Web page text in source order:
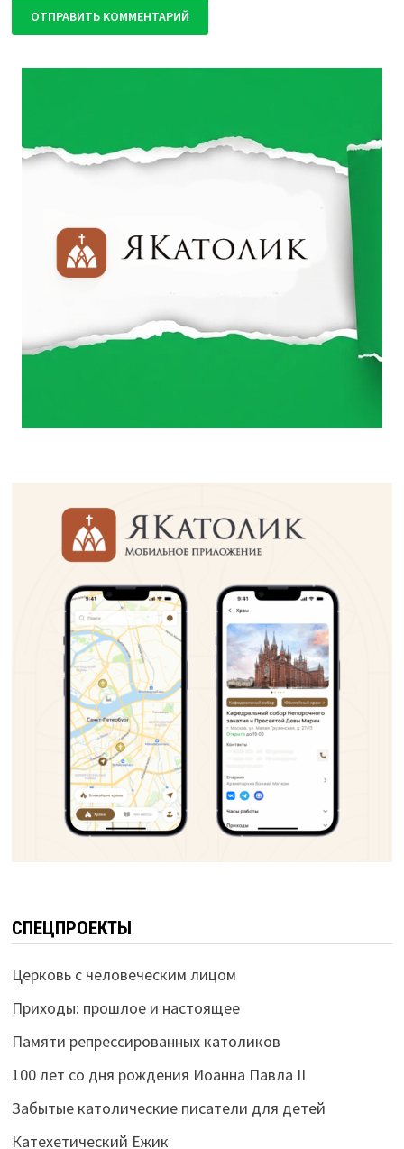
СПЕЦПРОЕКТЫ
Церковь с человеческим лицом
Приходы: прошлое и настоящее
Памяти репрессированных католиков
100 лет со дня рождения Иоанна Павла II
Забытые католические писатели для детей
Катехетический Ёжик